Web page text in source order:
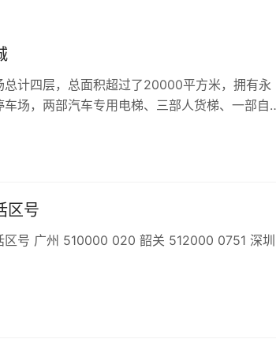
总计四层，总面积超过了20000平方米，拥有永
场，两部汽车专用电梯、三部人货梯、一部自
行。商场配置备用发电机组，铺内还设
区号
城市/区县 邮政编码 电话区号 广州 510000 020 韶关 512000 0751 深圳